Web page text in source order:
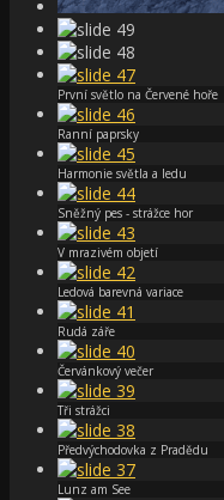
První světlo na Červené hoře
Ranní paprsky
Harmonie světla a ledu
Sněžný pes - strážce hor
V mrazivém objetí
Ledová barevná variace
Rudá záře
Červánkový večer
Tři strážci
Předvýchodovka z Pradědu
Lunz am See